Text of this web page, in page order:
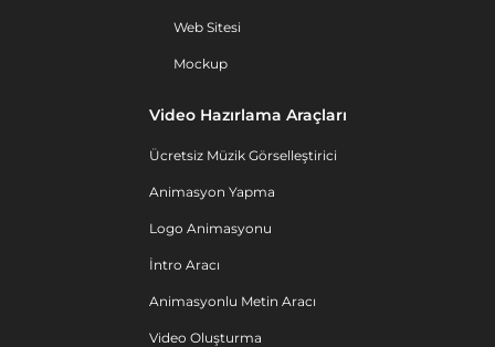
Web Sitesi
Mockup
Video Hazırlama Araçları
Ücretsiz Müzik Görselleştirici
Animasyon Yapma
Logo Animasyonu
İntro Aracı
Animasyonlu Metin Aracı
Video Oluşturma